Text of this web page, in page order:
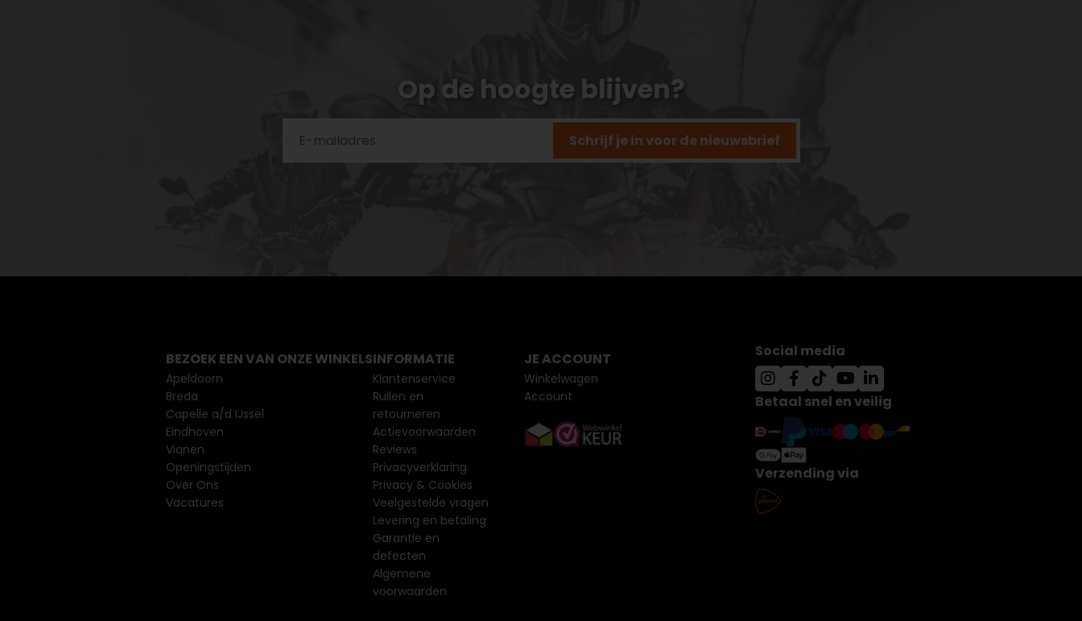
Op de hoogte blijven?
Schrijf je in voor de nieuwsbrief
BEZOEK EEN VAN ONZE WINKELS
Apeldoorn
Breda
Capelle a/d IJssel
Eindhoven
Vianen
Openingstijden
Over Ons
Vacatures
INFORMATIE
Klantenservice
Ruilen en
retourneren
Actievoorwaarden
Reviews
Privacyverklaring
Privacy & Cookies
Veelgestelde vragen
Levering en betaling
Garantie en
defecten
Algemene
voorwaarden
JE ACCOUNT
Winkelwagen
Account
Social media
Betaal snel en veilig
Verzending via